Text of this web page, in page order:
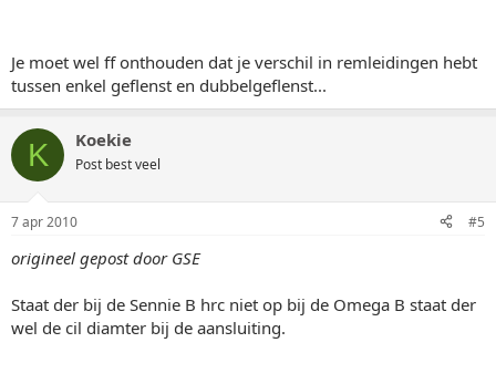
Je moet wel ff onthouden dat je verschil in remleidingen hebt
tussen enkel geflenst en dubbelgeflenst...
K Koekie
Post best veel
7 apr 2010 #5
origineel gepost door GSE
Staat der bij de Sennie B hrc niet op bij de Omega B staat der
wel de cil diamter bij de aansluiting.